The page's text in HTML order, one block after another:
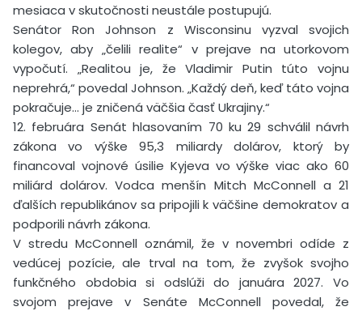
mesiaca v skutočnosti neustále postupujú.
Senátor Ron Johnson z Wisconsinu vyzval svojich
kolegov, aby „čelili realite“ v prejave na utorkovom
vypočutí. „Realitou je, že Vladimir Putin túto vojnu
neprehrá,“ povedal Johnson. „Každý deň, keď táto vojna
pokračuje… je zničená väčšia časť Ukrajiny.“
12. februára Senát hlasovaním 70 ku 29 schválil návrh
zákona vo výške 95,3 miliardy dolárov, ktorý by
financoval vojnové úsilie Kyjeva vo výške viac ako 60
miliárd dolárov. Vodca menšín Mitch McConnell a 21
ďalších republikánov sa pripojili k väčšine demokratov a
podporili návrh zákona.
V stredu McConnell oznámil, že v novembri odíde z
vedúcej pozície, ale trval na tom, že zvyšok svojho
funkčného obdobia si odslúži do januára 2027. Vo
svojom prejave v Senáte McConnell povedal, že